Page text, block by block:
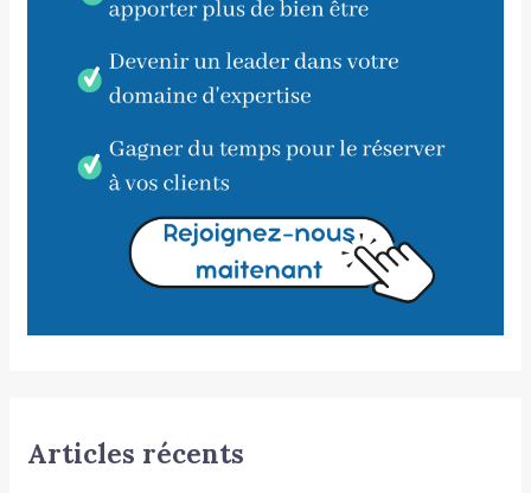
Articles récents